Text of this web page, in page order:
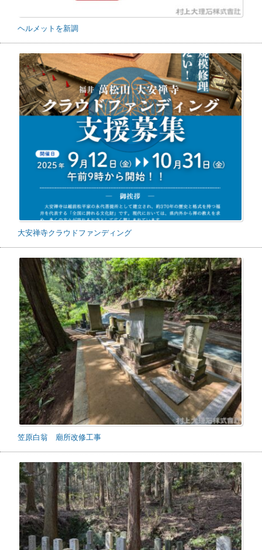
ヘルメットを新調
大安禅寺クラウドファンディング
笠原白翁 廟所改修工事